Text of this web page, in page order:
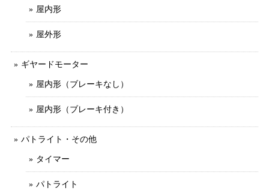
屋内形
屋外形
ギヤードモーター
屋内形（ブレーキなし）
屋内形（ブレーキ付き）
パトライト・その他
タイマー
パトライト